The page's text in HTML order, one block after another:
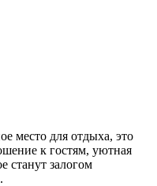
место для отдыха, это
к гостям, уютная
станут залогом